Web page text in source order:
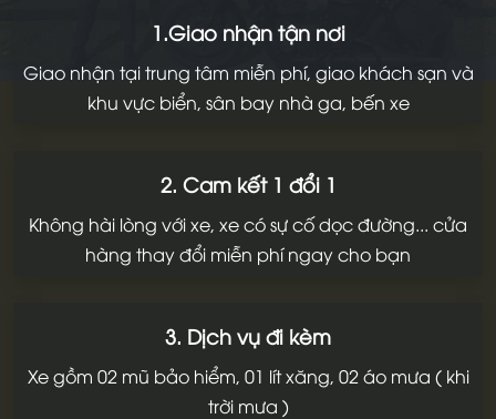
1.Giao nhận tận nơi
Giao nhận tại trung tâm miễn phí, giao khách sạn và
khu vực biển, sân bay nhà ga, bến xe
2. Cam kết 1 đổi 1
Không hài lòng với xe, xe có sự cố dọc đường... cửa
hàng thay đổi miễn phí ngay cho bạn
3. Dịch vụ đi kèm
Xe gồm 02 mũ bảo hiểm, 01 lít xăng, 02 áo mưa ( khi
trời mưa )